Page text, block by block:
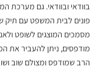
בוודאי ובוודאי. גם מערכת
פונים לבית המשפט עם תיק
מסמכים המוצגים לשופט
מודפסים, ניתן להעביר את
הרב שמודפס ומצולם שוב